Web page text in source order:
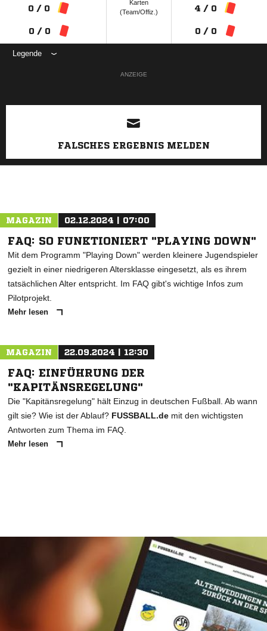
0 / 0
0 / 0
Karten
(Team/Offiz.)
4 / 0
0 / 0
Legende
ANZEIGE
FALSCHES ERGEBNIS MELDEN
MAGAZIN 02.12.2024 | 07:00
FAQ: SO FUNKTIONIERT "PLAYING DOWN"
Mit dem Programm "Playing Down" werden kleinere Jugendspieler
gezielt in einer niedrigeren Altersklasse eingesetzt, als es ihrem
tatsächlichen Alter entspricht. Im FAQ gibt's wichtige Infos zum
Pilotprojekt.
Mehr lesen
MAGAZIN 22.09.2024 | 12:30
FAQ: EINFÜHRUNG DER
"KAPITÄNSREGELUNG"
Die "Kapitänsregelung" hält Einzug in deutschen Fußball. Ab wann
gilt sie? Wie ist der Ablauf? FUSSBALL.de mit den wichtigsten
Antworten zum Thema im FAQ.
Mehr lesen